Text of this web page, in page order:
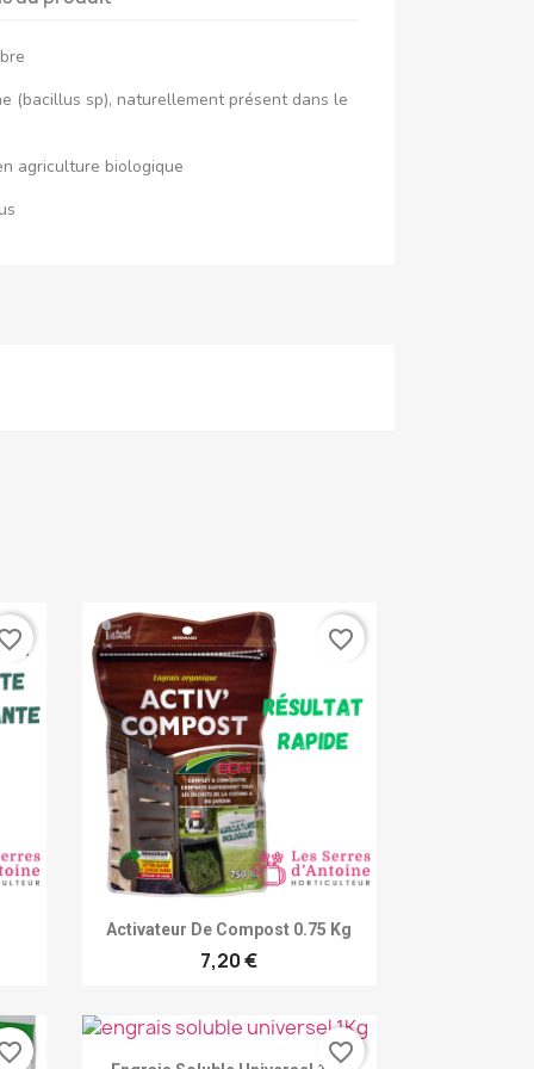
(bacillus sp), naturellement présent dans le
agriculture biologique
Achat rapide
Activateur De Compost 0.75 Kg
7,20 €
favorite_border
Achat rapide favorite_border